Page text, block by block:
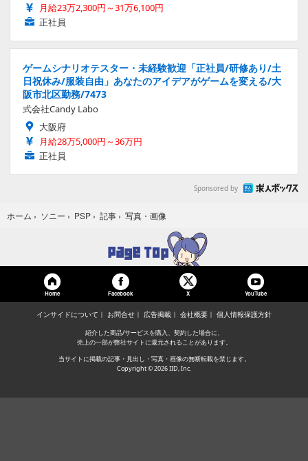
月給23万2,300円～31万6,100円
正社員
ゲームシナリオテスター・未経験歓迎「正社員/研修あり/土
日祝休み/服装自由」あなたのアイデアがゲームを変える/大
阪市北区勤務/7473
式会社Candy Labo
大阪府
月給28万5,000円～36万円
正社員
Sponsored by
ホーム › ソニー › PSP › 記事 › 写真・画像
Home Facebook X YouTube
インサイドについて お問合せ 広告掲載 会社概要 個人情報保護方針
紹介した商品/サービスを購入、契約した場合に、
売上の一部が弊社サイトに還元されることがあります。
当サイトに掲載の記事・見出し・写真・画像の無断転載を禁じます。
Copyright © 2026 IID, Inc.